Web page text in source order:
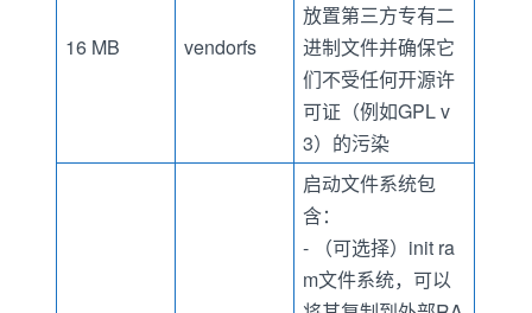
16 MB vendorfs
放置第三方专有二
进制文件并确保它
们不受任何开源许
可证（例如GPL v
3）的污染
启动文件系统包
含：
- （可选择）init ra
m文件系统，可以